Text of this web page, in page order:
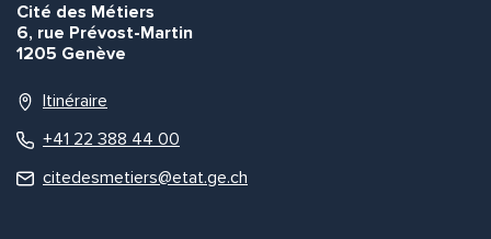
Cité des Métiers
6, rue Prévost-Martin
1205 Genève
Itinéraire
+41 22 388 44 00
citedesmetiers@etat.ge.ch